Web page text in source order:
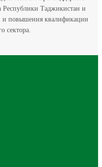
Республики Таджикистан и
повышения квалификации
сектора.